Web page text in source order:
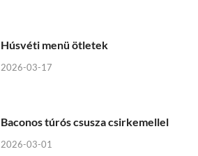
Húsvéti menü ötletek
2026-03-17
Baconos túrós csusza csirkemellel
2026-03-01